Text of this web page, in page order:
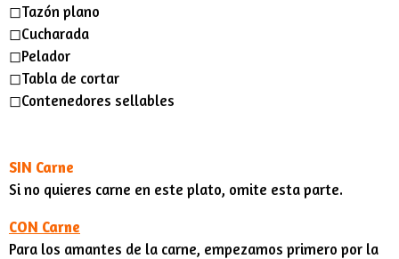
◻︎Tazón plano
◻︎Cucharada
◻︎Pelador
◻︎Tabla de cortar
◻︎Contenedores sellables
SIN Carne
Si no quieres carne en este plato, omite esta parte.
CON Carne
Para los amantes de la carne, empezamos primero por la